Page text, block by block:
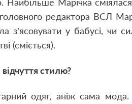
редактора ВСЛ
у бабусі, чи
(сміється).
стилю?
одяг, аніж сама